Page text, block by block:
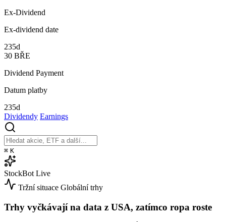
Ex-Dividend
Ex-dividend date
235d
30 BŘE
Dividend Payment
Datum platby
235d
Dividendy Earnings
⌘ K
StockBot Live
Tržní situace Globální trhy
Trhy vyčkávají na data z USA, zatímco ropa roste